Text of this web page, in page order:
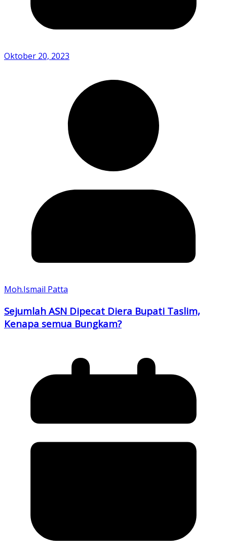
Oktober 20, 2023
Moh.Ismail Patta
Sejumlah ASN Dipecat Diera Bupati Taslim,
Kenapa semua Bungkam?